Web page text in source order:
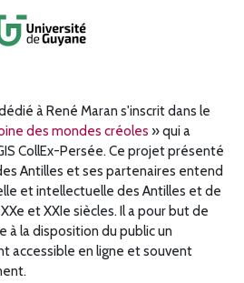
à René Maran s'inscrit dans le
des mondes créoles » quia
CollEx-Persée. Ce projet présenté
Antilles et ses partenaires entend
et intellectuelle desAntilles etde
et XXIe siècles. Il a pour but de
la disposition du public un
accessible en ligne et souvent